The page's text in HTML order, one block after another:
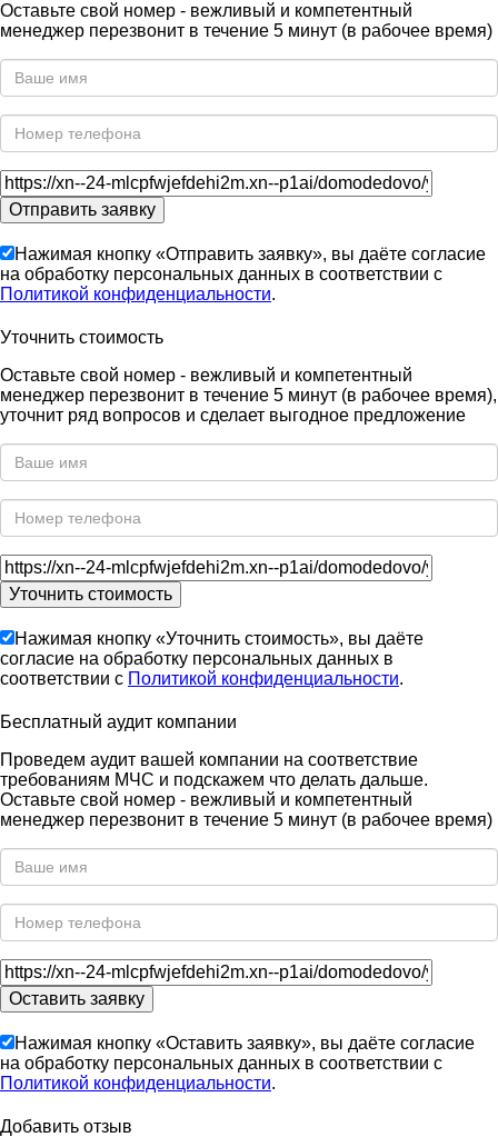
Оставьте свой номер - вежливый и компетентный
менеджер перезвонит в течение 5 минут (в рабочее время)
Нажимая кнопку «Отправить заявку», вы даёте согласие
на обработку персональных данных в соответствии с
Политикой конфиденциальности.
Уточнить стоимость
Оставьте свой номер - вежливый и компетентный
менеджер перезвонит в течение 5 минут (в рабочее время),
уточнит ряд вопросов и сделает выгодное предложение
Нажимая кнопку «Уточнить стоимость», вы даёте
согласие на обработку персональных данных в
соответствии с Политикой конфиденциальности.
Бесплатный аудит компании
Проведем аудит вашей компании на соответствие
требованиям МЧС и подскажем что делать дальше.
Оставьте свой номер - вежливый и компетентный
менеджер перезвонит в течение 5 минут (в рабочее время)
Нажимая кнопку «Оставить заявку», вы даёте согласие
на обработку персональных данных в соответствии с
Политикой конфиденциальности.
Добавить отзыв